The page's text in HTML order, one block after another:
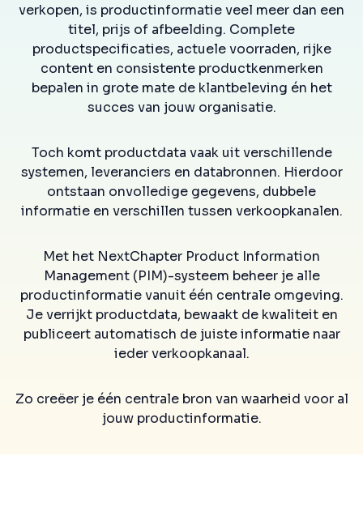
verkopen, is productinformatie veel meer dan een
titel, prijs of afbeelding. Complete
productspecificaties, actuele voorraden, rijke
content en consistente productkenmerken
bepalen in grote mate de klantbeleving én het
succes van jouw organisatie.
Toch komt productdata vaak uit verschillende
systemen, leveranciers en databronnen. Hierdoor
ontstaan onvolledige gegevens, dubbele
informatie en verschillen tussen verkoopkanalen.
Met het NextChapter Product Information
Management (PIM)-systeem beheer je alle
productinformatie vanuit één centrale omgeving.
Je verrijkt productdata, bewaakt de kwaliteit en
publiceert automatisch de juiste informatie naar
ieder verkoopkanaal.
Zo creëer je één centrale bron van waarheid voor al
jouw productinformatie.